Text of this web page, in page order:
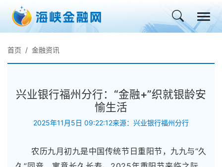
首页 金融资讯
兴业银行福州分行：“金融+”织就银龄安
愉生活
2025年11月5日 09:22:12来源：兴业银行福州分行
农历九月初九是中国传统节日重阳节，九九与“久